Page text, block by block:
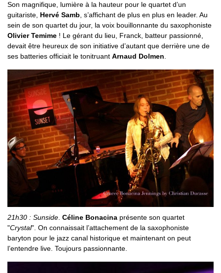
Son magnifique, lumière à la hauteur pour le quartet d’un
guitariste, Hervé Samb, s’affichant de plus en plus en leader. Au
sein de son quartet du jour, la voix bouillonnante du saxophoniste
Olivier Temime ! Le gérant du lieu, Franck, batteur passionné,
devait être heureux de son initiative d’autant que derrière une de
ses batteries officiait le tonitruant Arnaud Dolmen.
21h30 : Sunside Céline Bonacina présente son quartet
"Crystal". On connaissait l’attachement de la saxophoniste
baryton pour le jazz canal historique et maintenant on peut
l’entendre live. Toujours passionnante.